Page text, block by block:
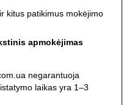
kitus patikimus mokėjimo
apmokėjimas
negarantuoja
laikas yra 1–3